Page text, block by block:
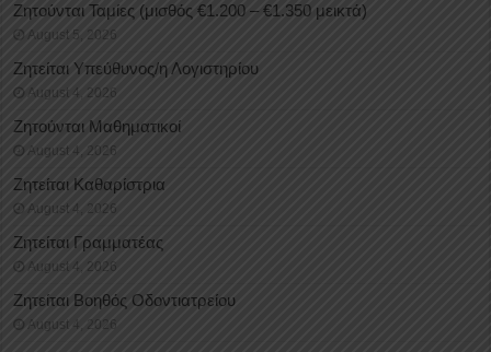
Ζητούνται Ταμίες (μισθός €1.200 – €1.350 μεικτά)
August 5, 2026
Ζητείται Υπεύθυνος/η Λογιστηρίου
August 4, 2026
Ζητούνται Μαθηματικοί
August 4, 2026
Ζητείται Καθαρίστρια
August 4, 2026
Ζητείται Γραμματέας
August 4, 2026
Ζητείται Βοηθός Οδοντιατρείου
August 4, 2026